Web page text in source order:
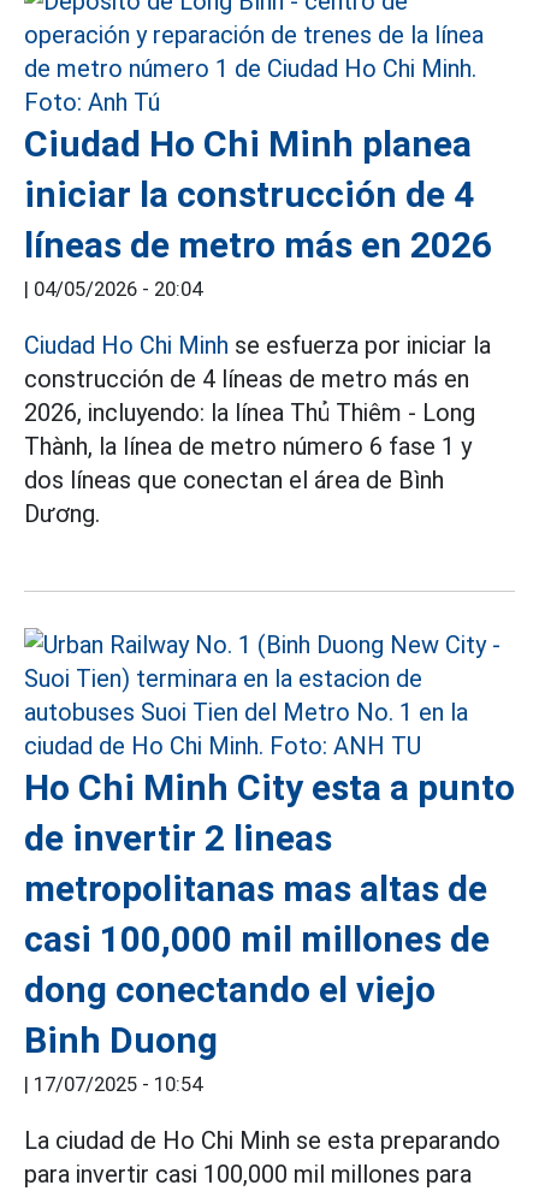
Ciudad Ho Chi Minh planea
iniciar la construcción de 4
líneas de metro más en 2026
| 04/05/2026 - 20:04
Ciudad Ho Chi Minh se esfuerza por iniciar la
construcción de 4 líneas de metro más en
2026, incluyendo: la línea Thủ Thiêm - Long
Thành, la línea de metro número 6 fase 1 y
dos líneas que conectan el área de Bình
Dương.
Ho Chi Minh City esta a punto
de invertir 2 lineas
metropolitanas mas altas de
casi 100,000 mil millones de
dong conectando el viejo
Binh Duong
| 17/07/2025 - 10:54
La ciudad de Ho Chi Minh se esta preparando
para invertir casi 100,000 mil millones para